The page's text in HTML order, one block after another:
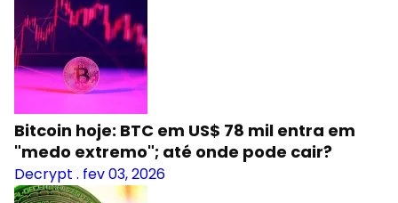
Bitcoin hoje: BTC em US$ 78 mil entra em
"medo extremo"; até onde pode cair?
Decrypt . fev 03, 2026